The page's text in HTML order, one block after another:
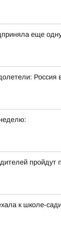
еще
Россия
пройдут
к школе-